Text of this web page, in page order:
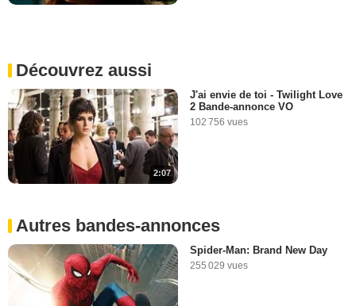
Découvrez aussi
2:07
J'ai envie de toi - Twilight Love
2 Bande-annonce VO
102 756 vues
Autres bandes-annonces
Spider-Man: Brand New Day
255 029 vues